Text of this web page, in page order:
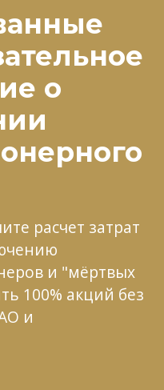
о
расчет затрат
и "мёртвых
100% акций без
и